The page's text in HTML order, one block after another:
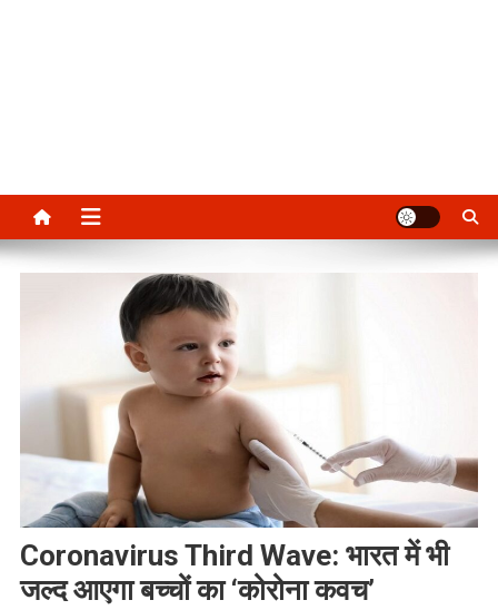
Coronavirus Third Wave: भारत में भी
जल्द आएगा बच्चों का ‘कोरोना कवच’